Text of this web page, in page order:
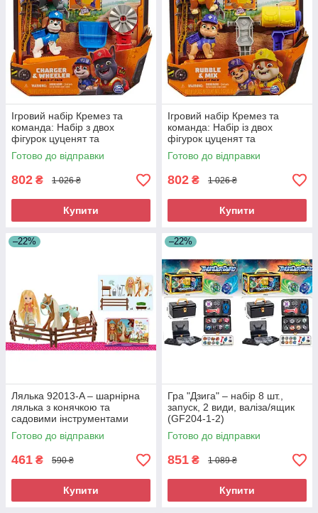
Ігровий набір Кремез та
команда: Набір з двох
фігурок цуценят та
кінетичного піску (Ухиляння
та Заряд)
Готово до відправки
802 ₴ 1 026 ₴
Купити
Ігровий набір Кремез та
команда: Набір із двох
фігурок цуценят та
кінетичного піску (Кремез та
Мікс)
Готово до відправки
802 ₴ 1 026 ₴
Купити
–22%
Лялька 92013-A – шарнірна
лялька з конячкою та
садовими інструментами
(92013-A)
Готово до відправки
461 ₴ 590 ₴
Купити
–22%
Гра "Дзига" – набір 8 шт.,
запуск, 2 види, валіза/ящик
(GF204-1-2)
Готово до відправки
851 ₴ 1 089 ₴
Купити